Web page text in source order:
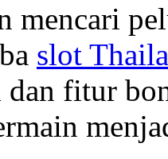
mencari
slot
dan fitur